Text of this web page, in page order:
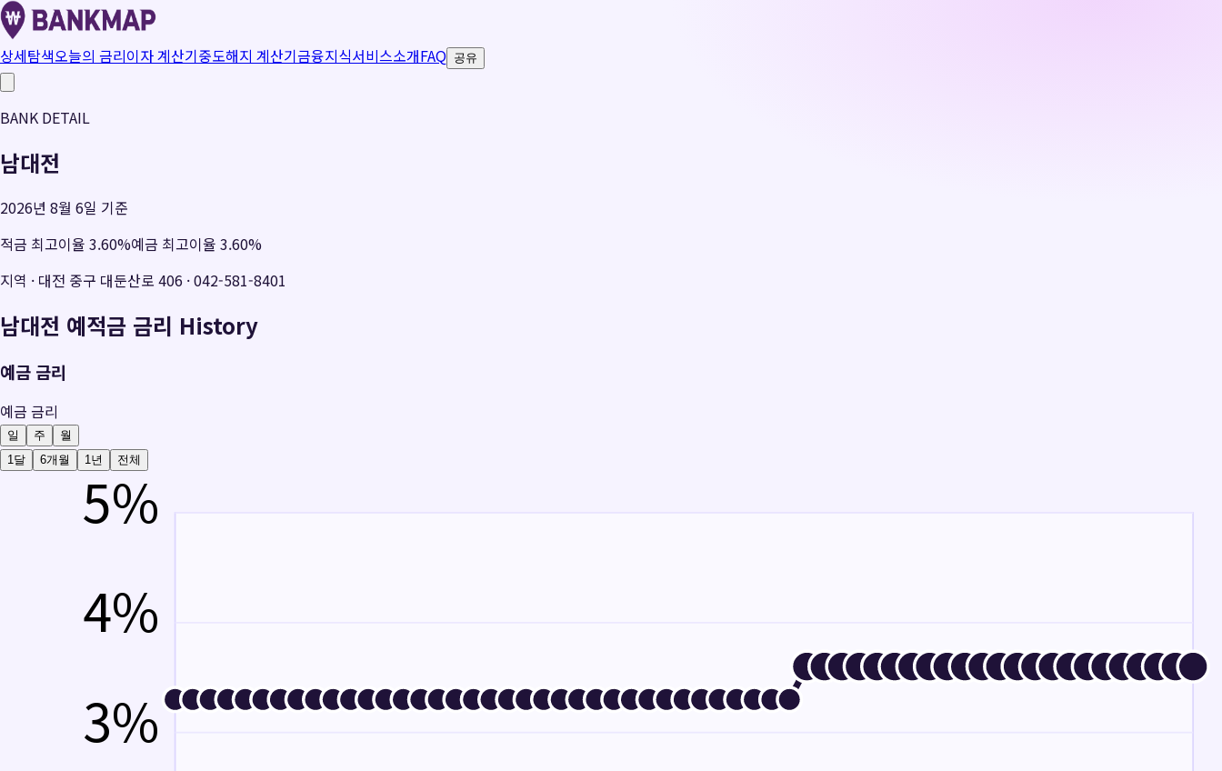
상세탐색오늘의 금리이자 계산기중도해지 계산기금융지식서비스소개FAQ 공유
BANK DETAIL
남대전
2026년 8월 6일 기준
적금 최고이율 3.60%예금 최고이율 3.60%
지역 · 대전 중구 대둔산로 406 ·042-581-8401
남대전 예적금 금리 History
예금 금리
예금 금리
일 주
월
1달
6개월 1년 전체
5%
4%
3%